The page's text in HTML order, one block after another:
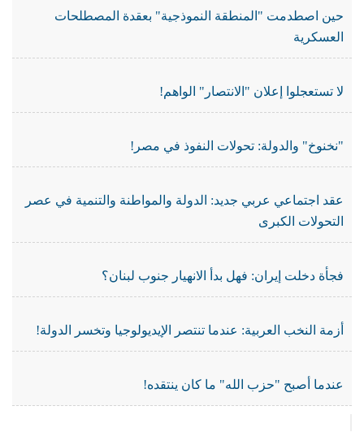
حين اصطدمت "المنطقة النموذجية" بعقدة المصطلحات
العسكرية
لا تستعجلوا إعلان "الانتصار" الواهم!
"نخنوخ" والدولة: تحولات النفوذ في مصر!
عقد اجتماعي عربي جديد: الدولة والمواطنة والتنمية في عصر
التحولات الكبرى
فجأة دخلت إيران: فهل بدأ الانهيار جنوب لبنان؟
أزمة النخب العربية: عندما تنتصر الإيديولوجيا وتخسر الدولة!
عندما أصبح "حزب الله" ما كان ينتقده!